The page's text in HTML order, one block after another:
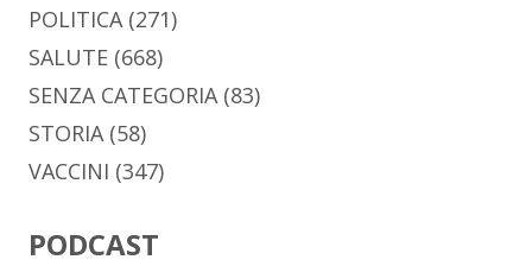
POLITICA(271)
SALUTE (668)
SENZA CATEGORIA(83)
STORIA(58)
VACCINI (347)
PODCAST